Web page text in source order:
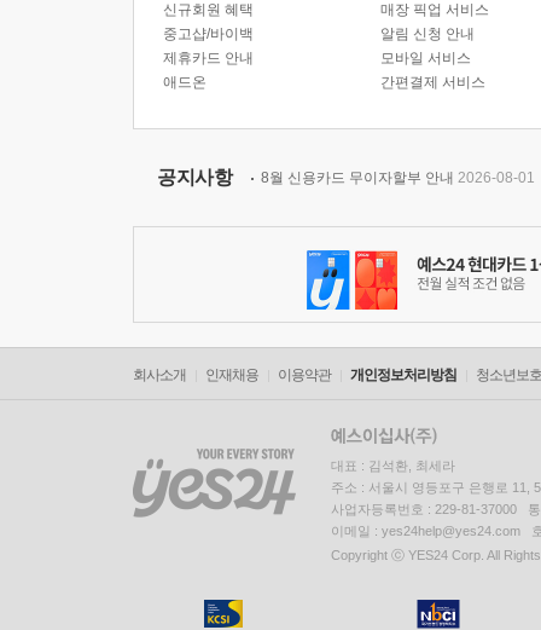
신규회원 혜택
중고샵/바이백
제휴카드 안내
애드온
매장 픽업 서비스
알림 신청 안내
모바일 서비스
간편결제 서비스
공지사항 8월 신용카드 무이자할부 안내 2026-08-01
회사소개 인재채용 이용약관 개인정보처리방침 청소년보
대표 : 김석환, 최세라
주소 : 서울시 영등포구 은행로 11,
사업자등록번호 : 229-81-37000
이메일 : yes24help@yes24.com
Copyright ⓒ YES24 Corp. All